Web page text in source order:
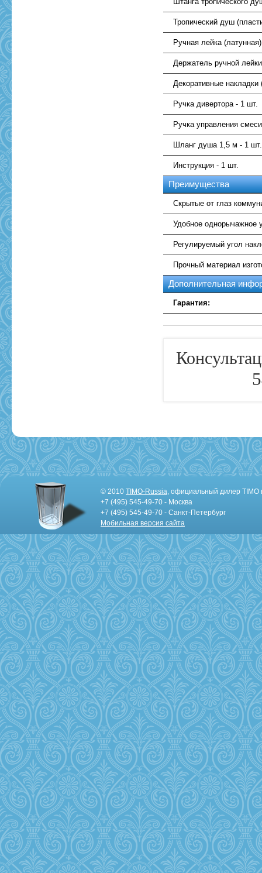
Тропический душ
Ручная лейка
Держатель ручной
Декоративные накладки
Ручка дивертора - 1 шт.
Ручка управления
Шланг душа 1,5 м - 1 шт.
Инструкция - 1 шт.
Преимущества
Скрытые от глаз
Удобное однорычажное
Регулируемый угол
Прочный материал
Дополнительная
Гарантия:
© 2010 TIMO-Russia, официальный дилер TIMO
+7 (495) 545-49-70 - Москва
+7 (495) 545-49-70 - Санкт-Петербург
Мобильная версия сайта